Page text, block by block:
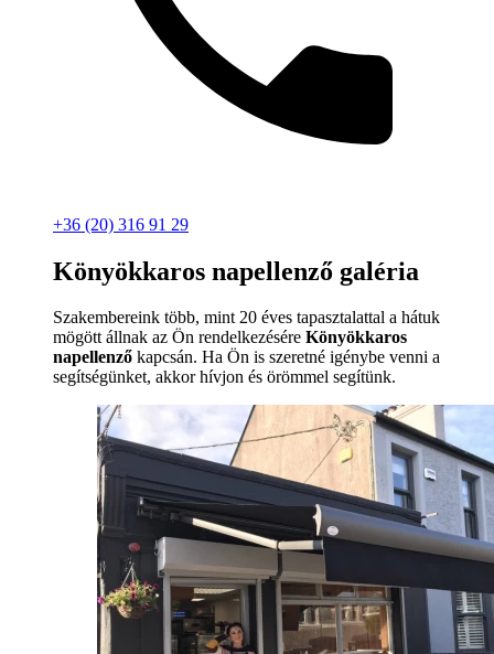
+36 (20) 316 91 29
Könyökkaros napellenző galéria
Szakembereink több, mint 20 éves tapasztalattal a hátuk
mögött állnak az Ön rendelkezésére Könyökkaros
napellenző kapcsán. Ha Ön is szeretné igénybe venni a
segítségünket, akkor hívjon és örömmel segítünk.